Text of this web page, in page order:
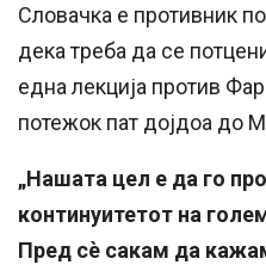
Словачка е противник
дека треба да се
една лекција против
потежок пат дојдоа до
„Нашата цел е да го
континуитетот на
Пред сè сакам да